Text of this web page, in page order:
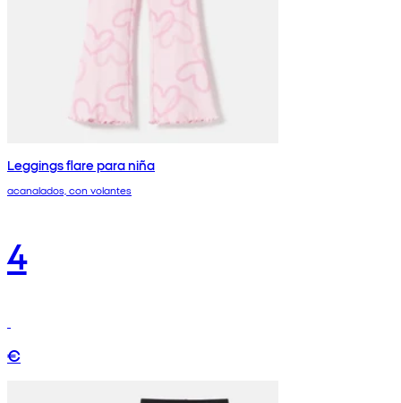
Leggings flare para niña
acanalados, con volantes
4
€